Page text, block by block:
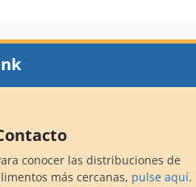
conocer las distribuciones de
más cercanas, pulse aquí.